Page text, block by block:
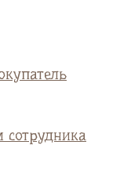
сотрудника